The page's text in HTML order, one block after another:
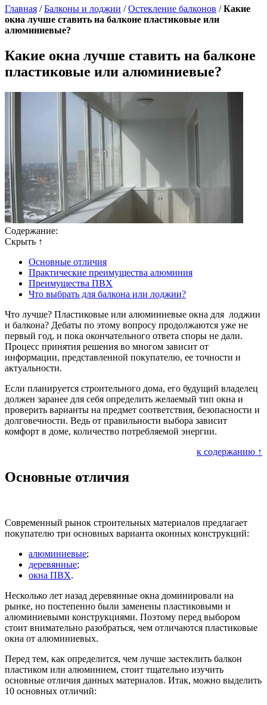
Главная /Балконы и лоджии /Остекление балконов /Какие
окна лучше ставить на балконе пластиковые или
алюминиевые?
Какие окна лучше ставить на балконе
пластиковые или алюминиевые?
Содержание:
Скрыть ↑
Основные отличия
Практические преимущества алюминия
Преимущества ПВХ
Что выбрать для балкона или лоджии?
Что лучше? Пластиковые или алюминиевые окна для лоджии
и балкона? Дебаты по этому вопросу продолжаются уже не
первый год, и пока окончательного ответа споры не дали.
Процесс принятия решения во многом зависит от
информации, представленной покупателю, ее точности и
актуальности.
Если планируется строительного дома, его будущий владелец
должен заранее для себя определить желаемый тип окна и
проверить варианты на предмет соответствия, безопасности и
долговечности. Ведь от правильности выбора зависит
комфорт в доме, количество потребляемой энергии.
к содержанию ↑
Основные отличия
Современный рынок строительных материалов предлагает
покупателю три основных варианта оконных конструкций:
алюминиевые;
деревянные;
окна ПВХ.
Несколько лет назад деревянные окна доминировали на
рынке, но постепенно были заменены пластиковыми и
алюминиевыми конструкциями. Поэтому перед выбором
стоит внимательно разобраться, чем отличаются пластиковые
окна от алюминиевых.
Перед тем, как определится, чем лучше застеклить балкон
пластиком или алюминием, стоит тщательно изучить
основные отличия данных материалов. Итак, можно выделить
10 основных отличий: